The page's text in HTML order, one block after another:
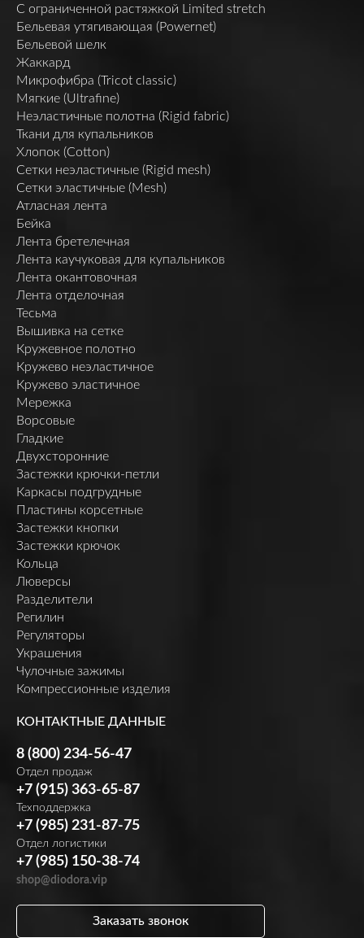
C ограниченной растяжкой Limited stretch
Бельевая утягивающая (Powernet)
Бельевой шелк
Жаккард
Микрофибра (Tricot classic)
Мягкие (Ultrafine)
Неэластичные полотна (Rigid fabric)
Ткани для купальников
Хлопок (Cotton)
Сетки неэластичные (Rigid mesh)
Сетки эластичные (Mesh)
Атласная лента
Бейка
Лента бретелечная
Лента каучуковая для купальников
Лента окантовочная
Лента отделочная
Тесьма
Вышивка на сетке
Кружевное полотно
Кружево неэластичное
Кружево эластичное
Мережка
Ворсовые
Гладкие
Двухсторонние
Застежки крючки-петли
Каркасы подгрудные
Пластины корсетные
Застежки кнопки
Застежки крючок
Кольца
Люверсы
Разделители
Регилин
Регуляторы
Украшения
Чулочные зажимы
Компрессионные изделия
КОНТАКТНЫЕ ДАННЫЕ
8 (800) 234-56-47
Отдел продаж
+7 (915) 363-65-87
Техподдержка
+7 (985) 231-87-75
Отдел логистики
+7 (985) 150-38-74
shop@diodora.vip
Заказать звонок